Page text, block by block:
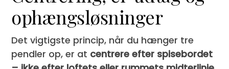
ophængsløsninger
Det vigtigste princip, når du hænger tre
pendler op, er at centrere efter spisebordet